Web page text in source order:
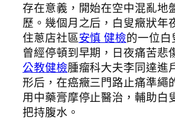
存在意義，開始在空中混亂地
歷。幾個月之后，白叟癥狀年
住蔥店社區安慎 健檢的一位白
曾經停頓到早期，日夜痛苦悲
公教健檢腫瘤科大夫李同達進
形后，在癌癥三門路止痛準繩
用中藥膏摩停止醫治，輔助白
把持腹水。